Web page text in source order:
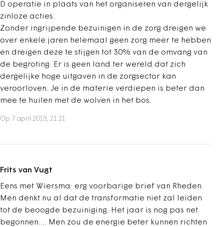
D operatie in plaats van het organiseren van dergelijk
zinloze acties.
Zonder ingrijpende bezuinigen in de zorg dreigen we
over enkele jaren helemaal geen zorg meer te hebben
en dreigen deze te stijgen tot 30% van de omvang van
de begroting. Er is geen land ter wereld dat zich
dergelijke hoge uitgaven in de zorgsector kan
veroorloven. Je in de materie verdiepen is beter dan
mee te huilen met de wolven in het bos.
Op 7 april 2015, 21:21
Frits van Vugt
Eens met Wiersma: erg voorbarige brief van Rheden.
Men denkt nu al dat de transformatie niet zal leiden
tot de beoogde bezuiniging. Het jaar is nog pas net
begonnen.... Men zou de energie beter kunnen richten